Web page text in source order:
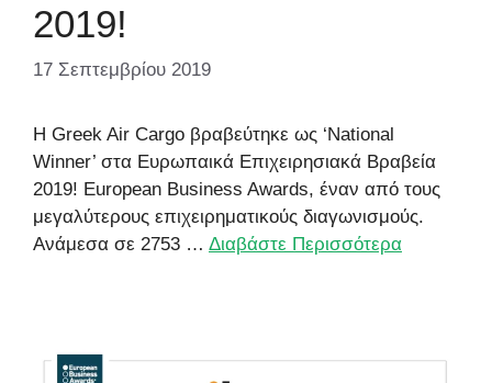
2019!
17 Σεπτεμβρίου 2019
Η Greek Air Cargo βραβεύτηκε ως ‘National
Winner’ στα Ευρωπαικά Επιχειρησιακά Βραβεία
2019! European Business Awards, έναν από τους
μεγαλύτερους επιχειρηματικούς διαγωνισμούς.
Ανάμεσα σε 2753 … Διαβάστε Περισσότερα